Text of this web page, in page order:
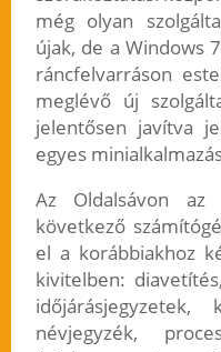
még olyan
újak, de a Windows
ráncfelvarráson
meglévő új
jelentősen javítva
egyes
Az Oldalsávon az
következő
el a korábbiakhoz
kivitelben:
névjegyzék,